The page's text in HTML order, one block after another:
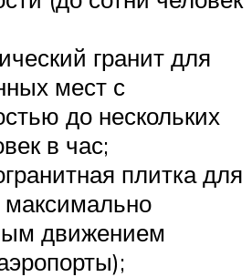
гранит для
мест с
до нескольких
в час;
плитка для
максимально
движением